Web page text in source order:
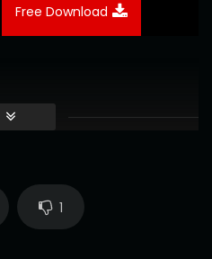
Free Download
1